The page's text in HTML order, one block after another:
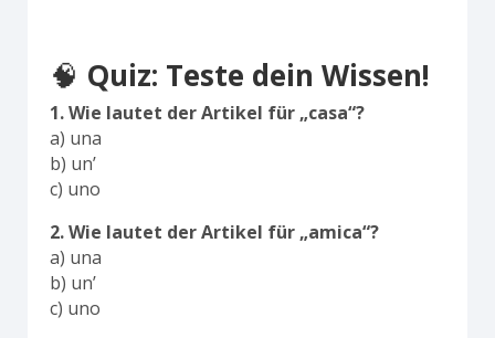
🧠 Quiz: Teste dein Wissen!
1. Wie lautet der Artikel für „casa“?
a) una
b) un’
c) uno
2. Wie lautet der Artikel für „amica“?
a) una
b) un’
c) uno